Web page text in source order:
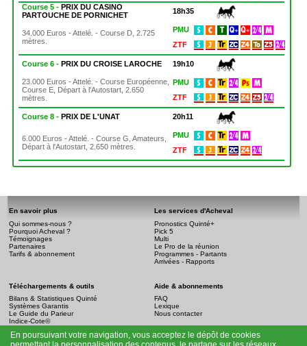
Course 5 -PRIX DU CASINO
PARTOUCHE DE PORNICHET
18h35
34.000 Euros - Attelé. - Course D, 2.725
mètres.
PMU
ZTF
Course 6 -PRIX DU CROISE LAROCHE 19h10
23.000 Euros - Attelé. - Course Européenne,
Course E, Départ à l'Autostart, 2.650
mètres.
PMU
ZTF
Course 8 -PRIX DE L'UNAT 20h11
6.000 Euros - Attelé. - Course G, Amateurs,
Départ à l'Autostart, 2.650 mètres.
PMU
ZTF
En savoir plus
Qui sommes-nous ?
Pourquoi Acheval ?
Témoignages
Partenaires
Tarifs & abonnement
Les services d'Acheval
Pronostics Quinté+
Pick 5
Multi
Le Pro de la réunion
Programmes - Partants
Arrivées - Rapports
Téléchargements & outils
Bilans & Statistiques Quinté
Systèmes Garantis
Le Guide du Parieur
Indice-Cote©
Aide & abonnements
FAQ
Lexique
Nous contacter
Infos légales
En poursuivant votre navigation, vous acceptez le dépôt de cookies